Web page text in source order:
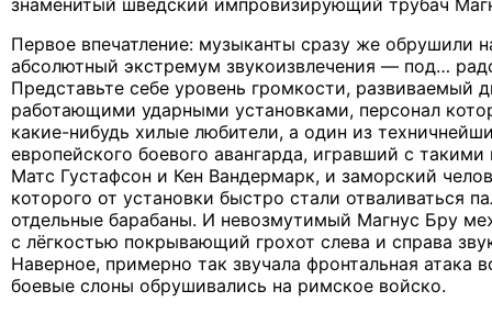
знаменитый шведский импровизирующий трубач
Первое впечатление: музыканты сразу же обрушили
абсолютный экстремум звукоизвлечения — под…
Представьте себе уровень громкости, развиваемый
работающими ударными установками, персонал
какие-нибудь хилые любители, а один из
европейского боевого авангарда, игравший с
Матс Густафсон и Кен Вандермарк, и заморский
которого от установки быстро стали отваливаться
отдельные барабаны. И невозмутимый Магнус Бру
с лёгкостью покрывающий грохот слева и справа
Наверное, примерно так звучала фронтальная атака
боевые слоны обрушивались на римское войско.